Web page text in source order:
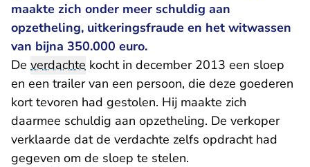
maakte zich onder meer schuldig aan
opzetheling, uitkeringsfraude en het witwassen
van bijna 350.000 euro.
De verdachte kocht in december 2013 een sloep
en een trailer van een persoon, die deze goederen
kort tevoren had gestolen. Hij maakte zich
daarmee schuldig aan opzetheling. De verkoper
verklaarde dat de verdachte zelfs opdracht had
gegeven om de sloep te stelen.